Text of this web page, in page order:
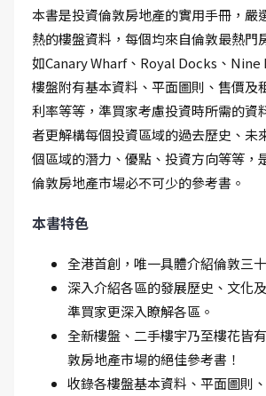
本書是投資倫敦房地產的實用手冊，嚴
熱的樓盤資料，每個均來自倫敦最熱門
如Canary Wharf、Royal Docks、Nine
樓盤附有基本資料、平面圖則、售價及
利率等等，準買家考慮投資時所需的資
者更解構每個投資區域的過去歷史、未
個區域的潛力、優點、投資方向等等，
倫敦房地產市場必不可少的參考書。
本書特色
全港首創，唯一具體介紹倫敦三
深入介紹各區的發展歷史、文化
準買家更深入瞭解各區。
全新樓盤、二手樓宇乃至樓花皆
敦房地產市場的絕佳參考書！
收錄各樓盤基本資料、平面圖則